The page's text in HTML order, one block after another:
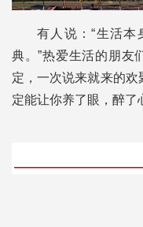
有人说：“生活本
典。”热爱生活的朋友
定，一次说来就来的欢
定能让你养了眼，醉了